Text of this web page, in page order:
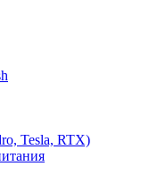
Tesla, RTX)